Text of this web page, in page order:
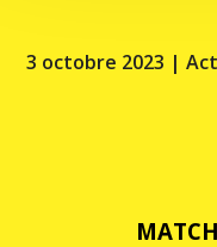
3 octobre 2023 |